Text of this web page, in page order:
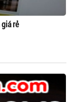
rẻ